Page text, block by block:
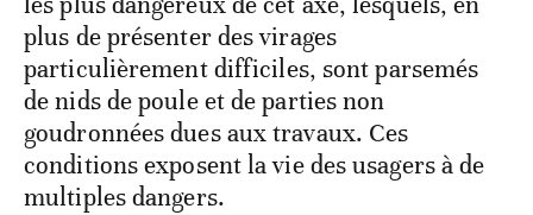
plus de présenter des virages
particulièrement difficiles, sont parsemés
de nids de poule et de parties non
goudronnées dues aux travaux. Ces
conditions exposent la vie des usagers à de
multiples dangers.